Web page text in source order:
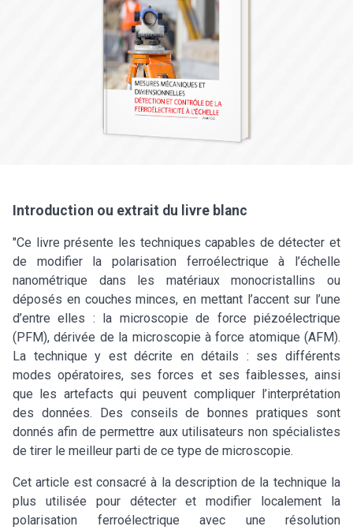
Introduction ou extrait du livre blanc
"Ce livre présente les techniques capables de détecter et
de modifier la polarisation ferroélectrique à l’échelle
nanométrique dans les matériaux monocristallins ou
déposés en couches minces, en mettant l’accent sur l’une
d’entre elles : la microscopie de force piézoélectrique
(PFM), dérivée de la microscopie à force atomique (AFM).
La technique y est décrite en détails : ses différents
modes opératoires, ses forces et ses faiblesses, ainsi
que les artefacts qui peuvent compliquer l’interprétation
des données. Des conseils de bonnes pratiques sont
donnés afin de permettre aux utilisateurs non spécialistes
de tirer le meilleur parti de ce type de microscopie.
Cet article est consacré à la description de la technique la
plus utilisée pour détecter et modifier localement la
polarisation ferroélectrique avec une résolution